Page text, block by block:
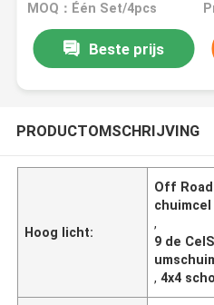
MOQ：Één Set/4pcs
Beste prijs
PRODUCTOMSCHRIJVING
Hoog licht:
Off
chuimcel
,
9 de
,4x4